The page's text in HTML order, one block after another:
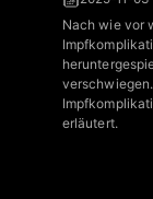
Nach wie vor
erläutert.